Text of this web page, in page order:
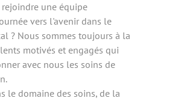
une équipe
vers l'avenir dans le
? Nous sommes toujours à la
motivés et engagés qui
avec nous les soins de
le domaine des soins, de la